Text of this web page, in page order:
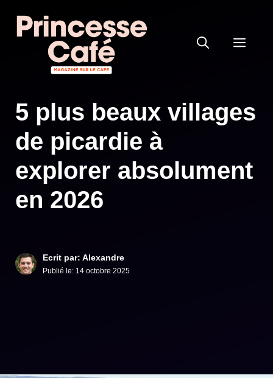
5 plus beaux villages
de picardie à
explorer absolument
en 2026
Ecrit par: Alexandre
Publié le: 14 octobre 2025